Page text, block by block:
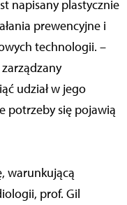
napisany plastycznie
prewencyjne i
technologii. –
udział w jego
potrzeby się pojawią
warunkującą
prof. Gil